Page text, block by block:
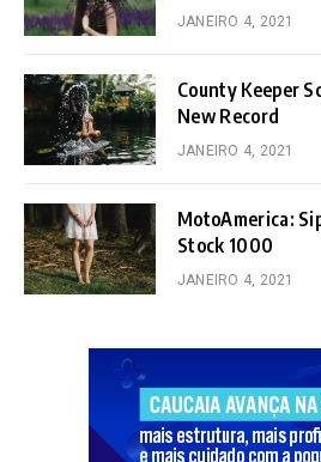
JANEIRO 4, 2021
County Keeper
New Record
JANEIRO 4, 2021
MotoAmerica:
Stock 1000
JANEIRO 4, 2021